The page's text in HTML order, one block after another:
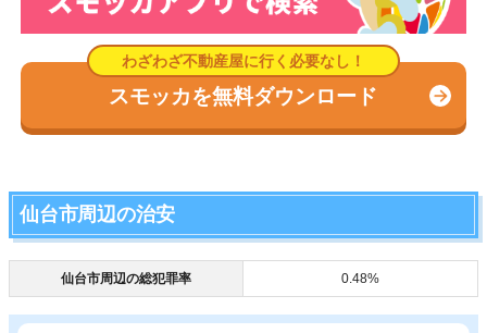
スモッカを無料ダウンロード
仙台市周辺の治安
仙台市周辺の総犯罪率 0.48%